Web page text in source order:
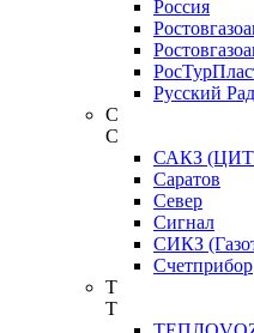
Россия
Русский
С
С
САКЗ
Саратов
Север
Сигнал
СИКЗ
Счетприбор
Т
Т